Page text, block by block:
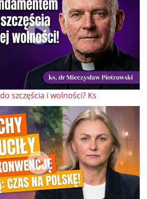
szczęścia i wolności? Ks